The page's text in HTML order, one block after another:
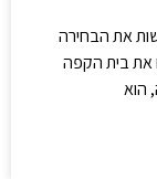
את הבחירה
את בית הקפה
הוא